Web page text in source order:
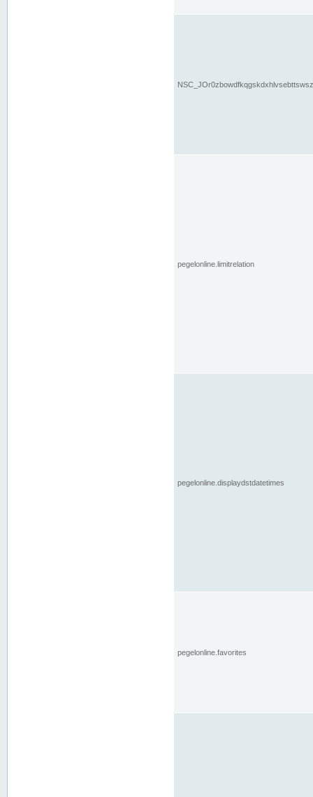
pegelonline.limitrelation
pegelonline.displaydstdatetimes
pegelonline.favorites